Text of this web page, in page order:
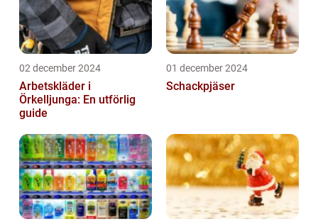
02 december 2024
Arbetskläder i
Örkelljunga: En utförlig
guide
01 december 2024
Schackpjäser